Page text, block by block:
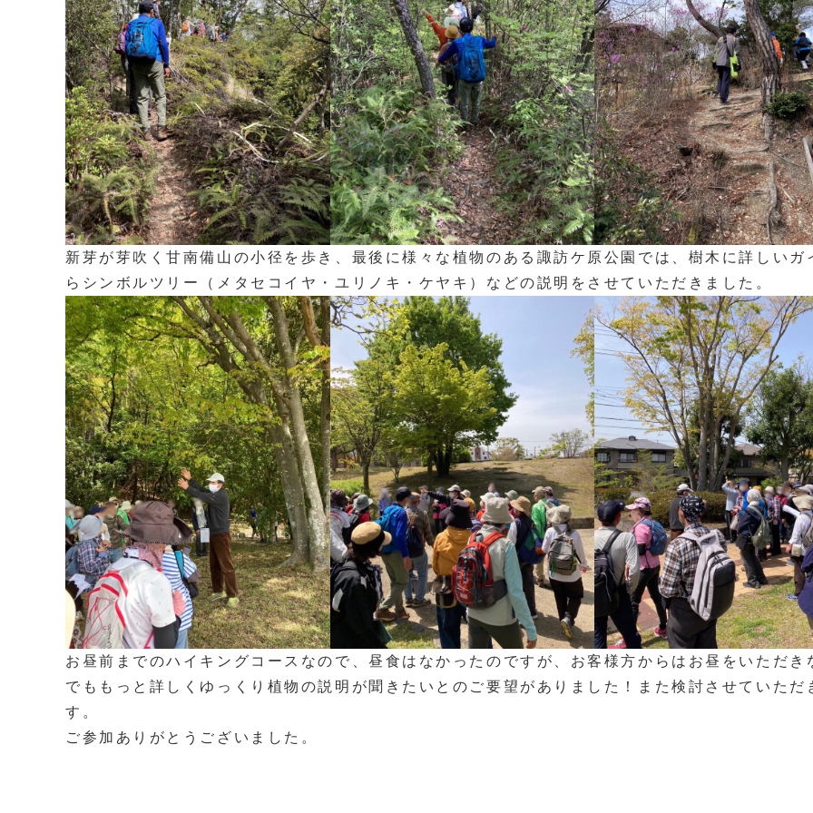
新芽が芽吹く甘南備山の小径を歩き、最後に様々な植物のある諏訪ケ原公園では、樹木に詳しいガ
らシンボルツリー（メタセコイヤ・ユリノキ・ケヤキ）などの説明をさせていただきました。
お昼前までのハイキングコースなので、昼食はなかったのですが、お客様方からはお昼をいただき
でももっと詳しくゆっくり植物の説明が聞きたいとのご要望がありました！また検討させていただ
す。
ご参加ありがとうございました。